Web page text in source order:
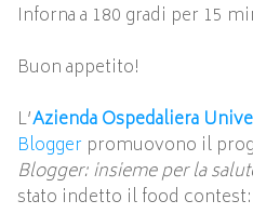
Inforna a 180 gradi per 15
Buon appetito!
L’Azienda Ospedaliera
Blogger promuovono il
Blogger: insieme per la
stato indetto il food contest: